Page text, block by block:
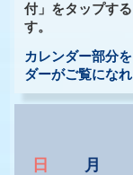
付」をタップす
す。
カレンダー部分
ダーがご覧にな
日 月